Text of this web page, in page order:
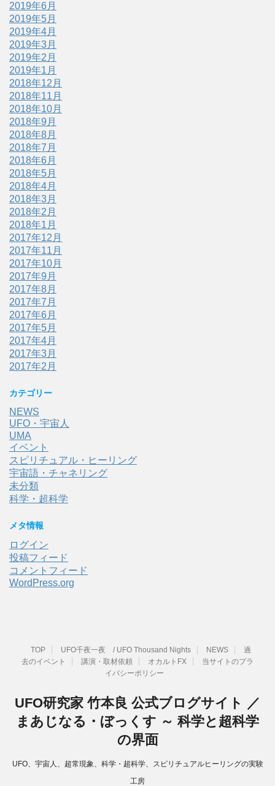
2019年6月
2019年5月
2019年4月
2019年3月
2019年2月
2019年1月
2018年12月
2018年11月
2018年10月
2018年9月
2018年8月
2018年7月
2018年6月
2018年5月
2018年4月
2018年3月
2018年2月
2018年1月
2017年12月
2017年11月
2017年10月
2017年9月
2017年8月
2017年7月
2017年6月
2017年5月
2017年4月
2017年3月
2017年2月
カテゴリー
NEWS
UFO・宇宙人
UMA
イベント
スピリチュアル・ヒーリング
宇宙語・チャネリング
未分類
科学・超科学
メタ情報
ログイン
投稿フィード
コメントフィード
WordPress.org
TOP UFO千夜一夜 / UFO Thousand Nights NEWS
過
去のイベント
講演・取材依頼 オカルトFX
当サイトのプラ
イバシーポリシー
UFO研究家 竹本良 公式ブログサイト ／
まあじなる・ぼっくす ～ 科学と超科学
の界面
UFO、宇宙人、超常現象、科学・超科学、スピリチュアルヒーリングの実験
工房